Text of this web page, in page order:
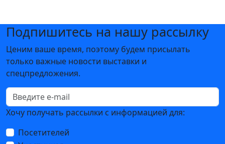
Подпишитесь на нашу рассылку
Ценим ваше время, поэтому будем присылать
только важные новости выставки и
спецпредложения.
Хочу получать рассылки с информацией для:
Посетителей